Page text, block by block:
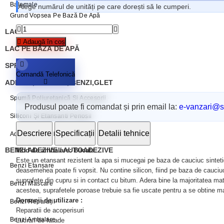
Balamale
Grund Vopsea Pe Bază De Apă
LAC PE BAZĂ DE SOLVENT
LAC PE BAZĂ DE APĂ
SPRAY VOPSEA
ADEZIVI, SILICONI, BENZI,GLET
Spumă Poliuretanică Și Accesorii
Siliconi Și Etansanti Penosil
Adezivi Penosil
BENZI ADEZIVE / AUTOADEZIVE
Benzi Etanșare
Benzi Mascare
Benzi Reparații
Benzi Ambalare
Alege numărul de unități pe care dorești să le cumperi.
Adaugă în coș
Comandă Telefonică
Produsul poate fi comandat și prin email la: e-
Descriere Specificații Detalii tehnice
Mod de ambalare: Bucata.
Este un etansant rezistent la apa si mucegai pe baza de cauciuc
deasemenea poate fi vopsit. Nu contine silicon, fiind pe baza de
suprafete din cupru si in contact cu bitum. Adera bine la majoritatea
acestea, suprafetele poroase trebuie sa fie uscate pentru a se obtine
Domenii de utilizare :
Reparatii de acoperisuri
Lucrari de fatade